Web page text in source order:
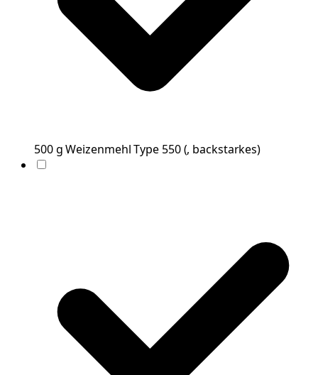
500g Weizenmehl Type 550(, backstarkes)